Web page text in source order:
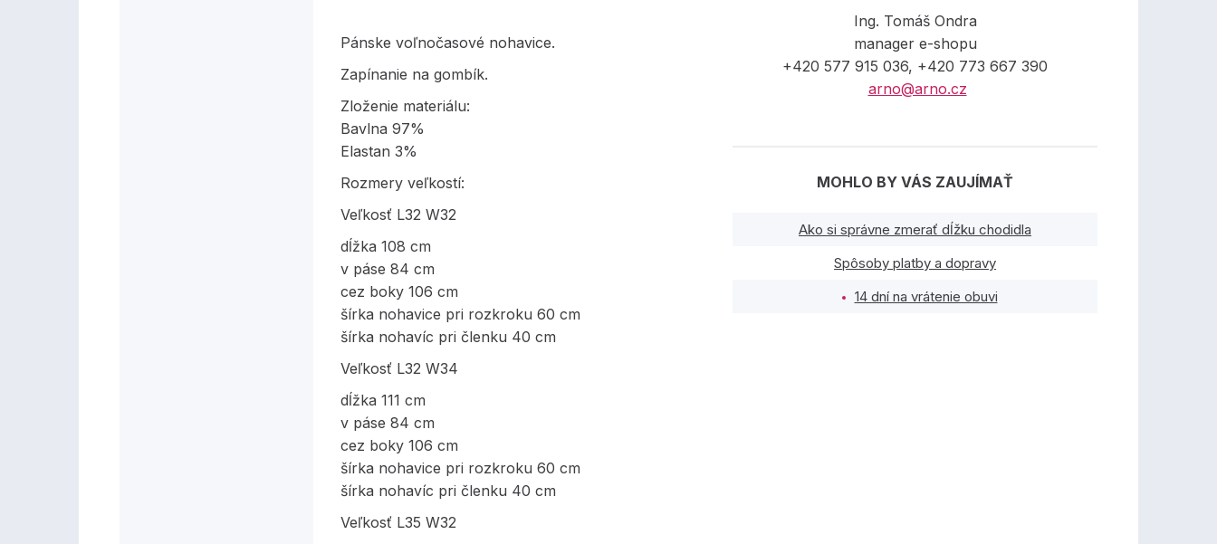
Pánske voľnočasové nohavice.
Zapínanie na gombík.
Zloženie materiálu:
Bavlna 97%
Elastan 3%
Rozmery veľkostí:
Veľkosť L32 W32
dĺžka 108 cm
v páse 84 cm
cez boky 106 cm
šírka nohavice pri rozkroku 60 cm
šírka nohavíc pri členku 40 cm
Veľkosť L32 W34
dĺžka 111 cm
v páse 84 cm
cez boky 106 cm
šírka nohavice pri rozkroku 60 cm
šírka nohavíc pri členku 40 cm
Veľkosť L35 W32
Ing. Tomáš Ondra
manager e-shopu
+420 577 915 036, +420 773 667 390
arno@arno.cz
MOHLO BY VÁS ZAUJÍMAŤ
Ako si správne zmerať dĺžku chodidla
Spôsoby platby a dopravy
14 dní na vrátenie obuvi